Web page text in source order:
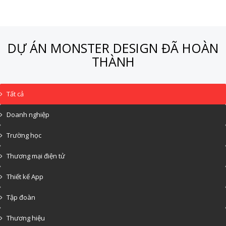
DỰ ÁN MONSTER DESIGN ĐÃ HOÀN
THÀNH
Tất cả
Doanh nghiệp
Trường học
Thương mại điện tử
Thiết kế App
Tập đoàn
Thương hiệu